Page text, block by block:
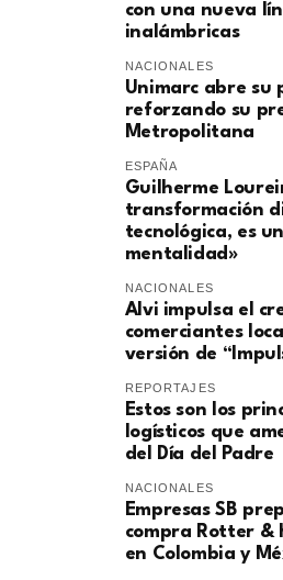
con una nueva
inalámbricas
NACIONALES
Unimarc abre su
reforzando su
Metropolitana
ESPAÑA
Guilherme
transformación
tecnológica, es
mentalidad»
NACIONALES
Alvi impulsa el
comerciantes
versión de
REPORTAJES
Estos son los
logísticos que
del Día del Padre
NACIONALES
Empresas SB
compra Rotter &
en Colombia y